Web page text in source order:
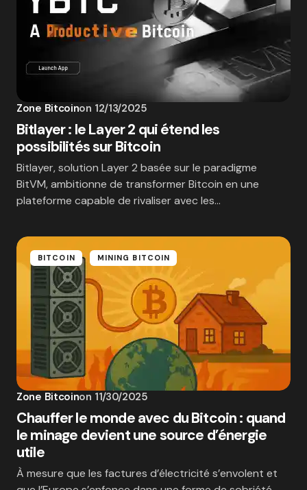
Zone Bitcoinon 12/13/2025
Bitlayer : le Layer 2 qui étend les
possibilités sur Bitcoin
Bitlayer, solution Layer 2 basée sur le paradigme
BitVM, ambitionne de transformer Bitcoin en une
plateforme capable de rivaliser avec les…
BITCOIN MINING BITCOIN
Zone Bitcoinon 11/30/2025
Chauffer le monde avec du Bitcoin : quand
le minage devient une source d’énergie
utile
À mesure que les factures d’électricité s’envolent et